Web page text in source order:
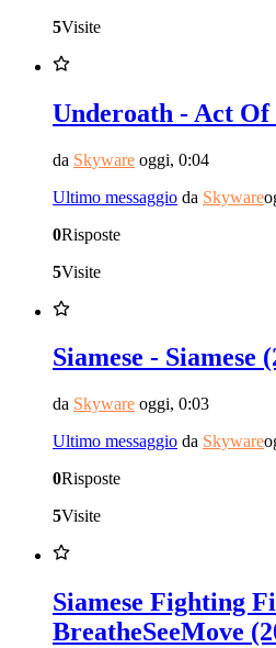
5Visite
Underoath - Act Of
da Skyware oggi, 0:04
Ultimo messaggio da Skyware
0Risposte
5Visite
Siamese - Siamese
da Skyware oggi, 0:03
Ultimo messaggio da Skyware
0Risposte
5Visite
Siamese Fighting
BreatheSeeMove